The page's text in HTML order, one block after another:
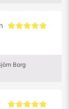
Borg